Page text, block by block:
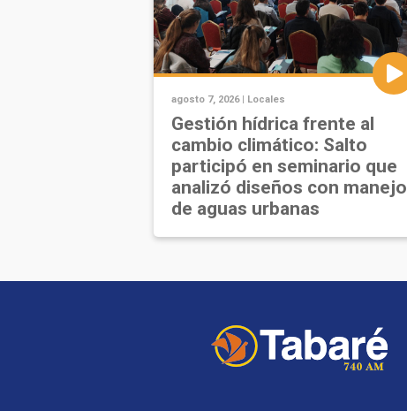
agosto 7, 2026 | Locales
Gestión hídrica frente al
cambio climático: Salto
participó en seminario que
analizó diseños con manejo
de aguas urbanas